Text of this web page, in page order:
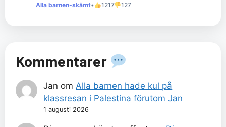
Alla barnen-skämt• 1217 127
Kommentarer
Jan om Alla barnen hade kul på
klassresan i Palestina förutom Jan
1 augusti 2026